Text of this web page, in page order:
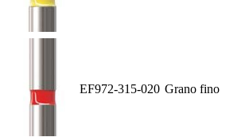
EF972-315-020 Grano fino